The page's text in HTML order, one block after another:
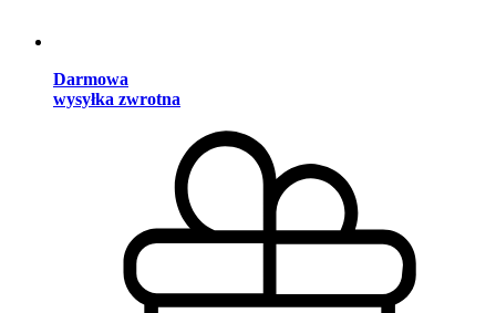
Darmowa
wysyłka zwrotna